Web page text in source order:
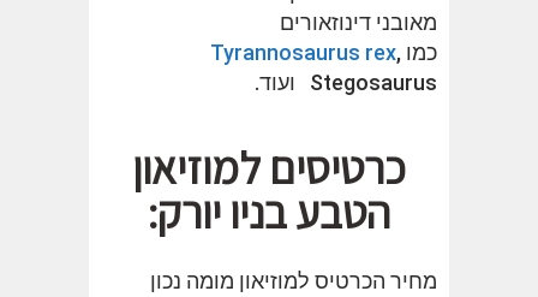
מאובני דינוזאורים
כמו Tyrannosaurus rex,
Stegosaurus ועוד.
כרטיסים למוזיאון
הטבע בניו יורק:
מחיר הכרטיס למוזיאון מומה נכון